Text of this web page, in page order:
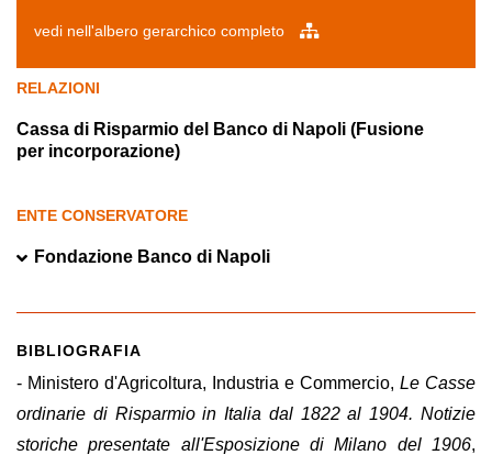
vedi nell'albero gerarchico completo
RELAZIONI
Cassa di Risparmio del Banco di Napoli (Fusione
per incorporazione)
ENTE CONSERVATORE
Fondazione Banco di Napoli
BIBLIOGRAFIA
- Ministero d'Agricoltura, Industria e Commercio, Le Casse
ordinarie di Risparmio in Italia dal 1822 al 1904. Notizie
storiche presentate all'Esposizione di Milano del 1906,